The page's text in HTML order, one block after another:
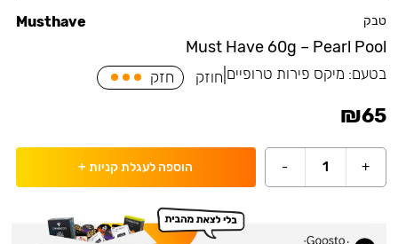
טבק
Must Have 60g – Pearl Pool
Musthave
בטעם: מיקס פירות טרופיים חוזק חזק
₪65
+
1
- הוספה לעגלת קניות +